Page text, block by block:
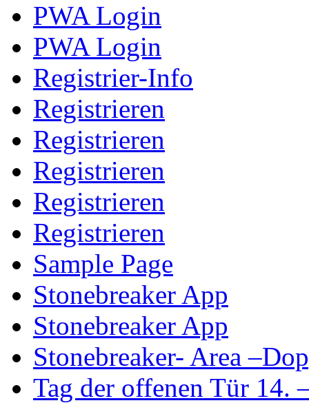
PWA Login
PWA Login
Registrier-Info
Registrieren
Registrieren
Registrieren
Registrieren
Registrieren
Sample Page
Stonebreaker App
Stonebreaker App
Stonebreaker- Area
Tag der offenen Tür 14.